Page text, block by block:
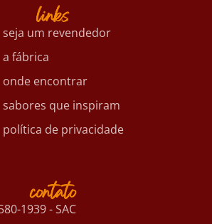
links
seja um revendedor
a fábrica
onde encontrar
sabores que inspiram
política de privacidade
contato
1939 - SAC